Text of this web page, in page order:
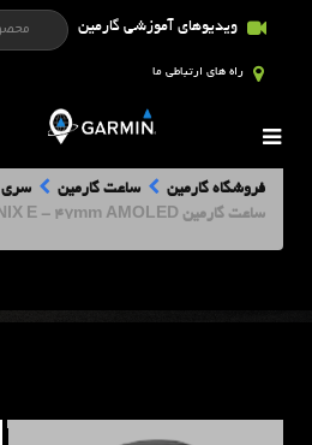
ویدیوهای آموزشی گارمین
راه های ارتباطی ما
فروشگاه گارمین ساعت گارمین
سری FENIX
ساعت گارمین FENIX E - 47mm AMOLED بند سیلیکون